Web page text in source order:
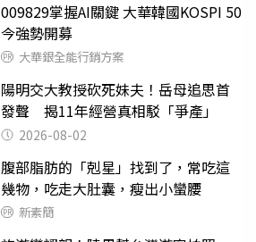
009829掌握AI關鍵 大華韓國KOSPI 50
今強勢開募
大華銀全能行銷方案
陽明交大教授砍死妹夫！岳母追思首
發聲 揭11年經營真相駁「爭產」
2026-08-02
腹部脂肪的「剋星」找到了，常吃這
幾物，吃走大肚囊，瘦出小蠻腰
新素簡